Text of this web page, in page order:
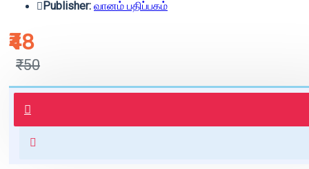
₹48
₹50
Publisher: வானம் பதிப்பகம்
புத்தகம் 3 - 7 நாட்களில் அனுப்பி
வைக்கப்படும்.
for orders above ₹1000 within